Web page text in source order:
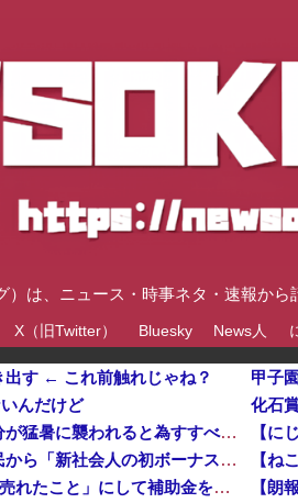
は、ニュース・時事ネタ・速報か
X（旧Twitter） Bluesky News人
出す ← これ前触れじゃね？
んだけど
化石賞だの御高説を宣っていたヨーロッパ、自分が猛暑に襲われると為すすべべもなくダメージを受けてしまい
【悲報】ラッパーさん、札束披露するもネット民から「新社会人の初ボーナスくらいしかない」と笑われる他
中国、止められないEV製造 売れず在庫山積み「売れたこと」にして補助金を騙し取る事案を思いつきが横行
甲子
【に
【朗